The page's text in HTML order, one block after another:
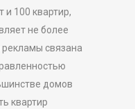
100 квартир,
не более
связана
домов
квартир